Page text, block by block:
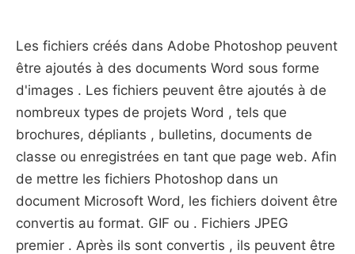
Les fichiers créés dans Adobe Photoshop peuvent
être ajoutés à des documents Word sous forme
d'images . Les fichiers peuvent être ajoutés à de
nombreux types de projets Word , tels que
brochures, dépliants , bulletins, documents de
classe ou enregistrées en tant que page web. Afin
de mettre les fichiers Photoshop dans un
document Microsoft Word, les fichiers doivent être
convertis au format. GIF ou . Fichiers JPEG
premier . Après ils sont convertis , ils peuvent être